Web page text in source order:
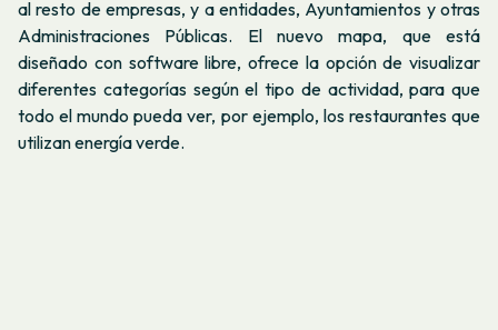
al resto de empresas, y a entidades, Ayuntamientos y otras
Administraciones Públicas. El nuevo mapa, que está
diseñado con software libre, ofrece la opción de visualizar
diferentes categorías según el tipo de actividad, para que
todo el mundo pueda ver, por ejemplo, los restaurantes que
utilizan energía verde.